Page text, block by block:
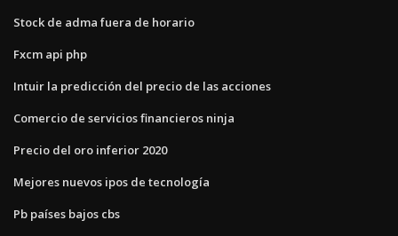
Stock de adma fuera de horario
Fxcm api php
Intuir la predicción del precio de las acciones
Comercio de servicios financieros ninja
Precio del oro inferior 2020
Mejores nuevos ipos de tecnología
Pb países bajos cbs